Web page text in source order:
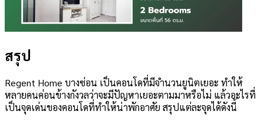
สรุป
Regent Home บางซ่อน เป็นคอนโดที่มีจำนวนยูนิตเยอะ ทำให้
หลายคนค่อนข้างกังวลว่าจะมีปัญหาเยอะตามมาหรือไม่ แล้วอะไรที่
เป็นจุดเด่นของคอนโดที่ทำให้น่าพักอาศัย สรุปแต่ละจุดได้ดังนี้